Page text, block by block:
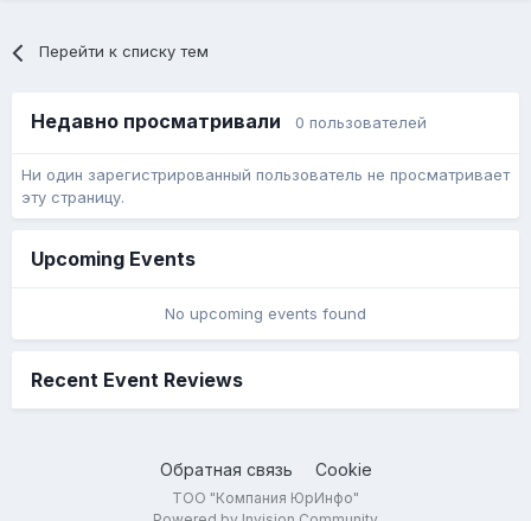
Перейти к списку тем
Недавно просматривали 0 пользователей
Ни один зарегистрированный пользователь не просматривает
эту страницу.
Upcoming Events
No upcoming events found
Recent Event Reviews
Обратная связь Cookie
ТОО "Компания ЮрИнфо"